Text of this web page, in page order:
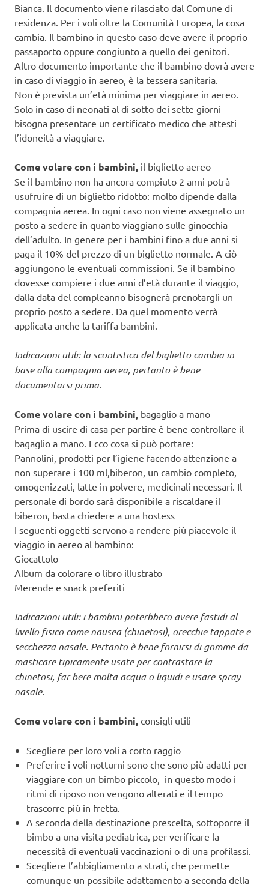
Bianca. Il documento viene rilasciato dal Comune di
residenza. Per i voli oltre la Comunità Europea, la cosa
cambia. Il bambino in questo caso deve avere il proprio
passaporto oppure congiunto a quello dei genitori.
Altro documento importante che il bambino dovrà avere
in caso di viaggio in aereo, è la tessera sanitaria.
Non è prevista un’età minima per viaggiare in aereo.
Solo in caso di neonati al di sotto dei sette giorni
bisogna presentare un certificato medico che attesti
l’idoneità a viaggiare.
Come volare con i bambini, il biglietto aereo
Se il bambino non ha ancora compiuto 2 anni potrà
usufruire di un biglietto ridotto: molto dipende dalla
compagnia aerea. In ogni caso non viene assegnato un
posto a sedere in quanto viaggiano sulle ginocchia
dell’adulto. In genere per i bambini fino a due anni si
paga il 10% del prezzo di un biglietto normale. A ciò
aggiungono le eventuali commissioni. Se il bambino
dovesse compiere i due anni d’età durante il viaggio,
dalla data del compleanno bisognerà prenotargli un
proprio posto a sedere. Da quel momento verrà
applicata anche la tariffa bambini.
Indicazioni utili: la scontistica del biglietto cambia in
base alla compagnia aerea, pertanto è bene
documentarsi prima.
Come volare con i bambini, bagaglio a mano
Prima di uscire di casa per partire è bene controllare il
bagaglio a mano. Ecco cosa si può portare:
Pannolini, prodotti per l’igiene facendo attenzione a
non superare i 100 ml,biberon, un cambio completo,
omogenizzati, latte in polvere, medicinali necessari. Il
personale di bordo sarà disponibile a riscaldare il
biberon, basta chiedere a una hostess
I seguenti oggetti servono a rendere più piacevole il
viaggio in aereo al bambino:
Giocattolo
Album da colorare o libro illustrato
Merende e snack preferiti
Indicazioni utili: i bambini poterbbero avere fastidi al
livello fisico come nausea (chinetosi), orecchie tappate e
secchezza nasale. Pertanto è bene fornirsi di gomme da
masticare tipicamente usate per contrastare la
chinetosi, far bere molta acqua o liquidi e usare spray
nasale.
Come volare con i bambini, consigli utili
Scegliere per loro voli a corto raggio
Preferire i voli notturni sono che sono più adatti per
viaggiare con un bimbo piccolo, in questo modo i
ritmi di riposo non vengono alterati e il tempo
trascorre più in fretta.
A seconda della destinazione prescelta, sottoporre il
bimbo a una visita pediatrica, per verificare la
necessità di eventuali vaccinazioni o di una profilassi.
Scegliere l’abbigliamento a strati, che permette
comunque un possibile adattamento a seconda della